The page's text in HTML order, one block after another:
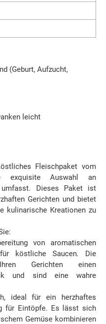
(Geburt, Aufzucht,
leicht
Fleischpaket vom
exquisite Auswahl an
umfasst. Dieses Paket ist
Gerichten und bietet
kulinarische Kreationen zu
von aromatischen
köstliche Saucen. Die
Gerichten einen
und sind eine wahre
ideal für ein herzhaftes
für Eintöpfe. Es lässt sich
Gemüse kombinieren